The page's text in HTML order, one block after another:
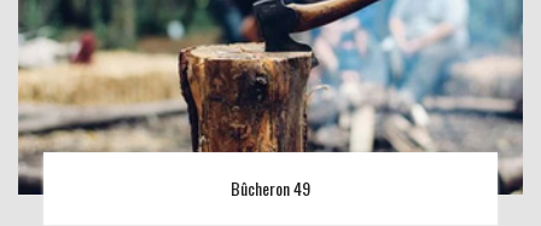
Bûcheron 49